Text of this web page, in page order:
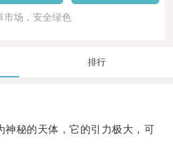
市场，安全绿色
排行
秘的天体，它的引力极大，可